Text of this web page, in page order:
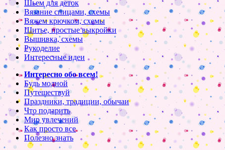
Шьем для деток
Вязание спицами, схемы
Вяжем крючком, схемы
Шитье, простые выкройки
Вышивка, схемы
Рукоделие
Интересные идеи
Интересно обо всем!
Будь модной
Путешествуй
Праздники, традиции, обычаи
Что подарить
Мир увлечений
Как просто все
Полезно знать